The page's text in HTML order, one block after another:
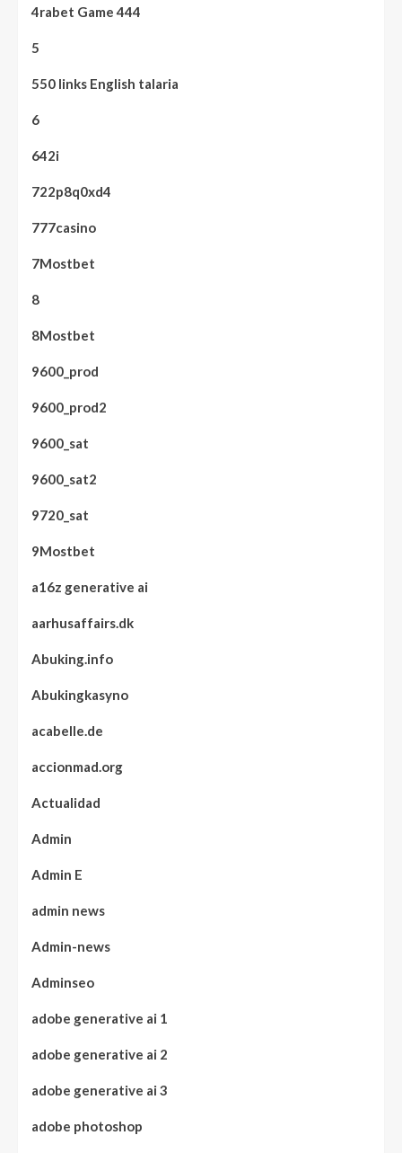
4rabet Game 444
5
550 links English talaria
6
642i
722p8q0xd4
777casino
7Mostbet
8
8Mostbet
9600_prod
9600_prod2
9600_sat
9600_sat2
9720_sat
9Mostbet
a16z generative ai
aarhusaffairs.dk
Abuking.info
Abukingkasyno
acabelle.de
accionmad.org
Actualidad
Admin
Admin E
admin news
Admin-news
Adminseo
adobe generative ai 1
adobe generative ai 2
adobe generative ai 3
adobe photoshop